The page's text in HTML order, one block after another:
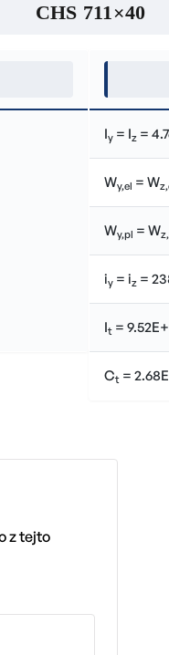
CHS 711×40
Iy = Iz =
Wy,el = W
Wy,pl = W
iy = iz =
It =
Ct =
z tejto